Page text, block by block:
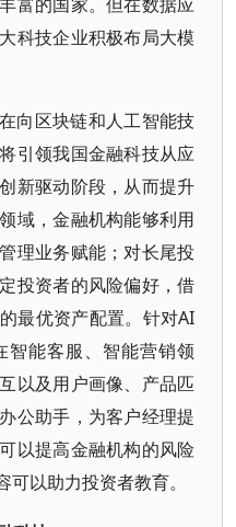
科技企业积极布局大模
向区块链和人工智能技
引领我国金融科技从应
新驱动阶段，从而提升
域，金融机构能够利用
理业务赋能；对长尾投
投资者的风险偏好，借
最优资产配置。针对AI
智能客服、智能营销领
以及用户画像、产品匹
公助手，为客户经理提
以提高金融机构的风险
以助力投资者教育。